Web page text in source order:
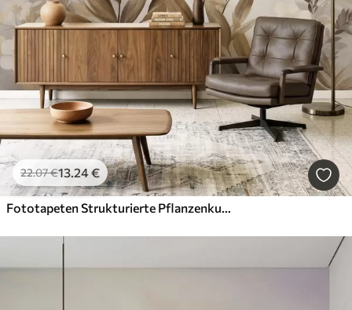
22.07€13.24€
Fototapeten Strukturierte Pflanzenkunst, verschiedene Pflanzen und Blätter in Braun- und Beigetönen